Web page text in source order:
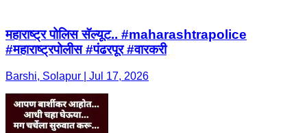
महाराष्ट्र पोलिस सॅल्यूट.. #maharashtrapolice
#महाराष्ट्रपोलीस #पंढरपूर #वारकरी
Barshi, Solapur | Jul 17, 2026